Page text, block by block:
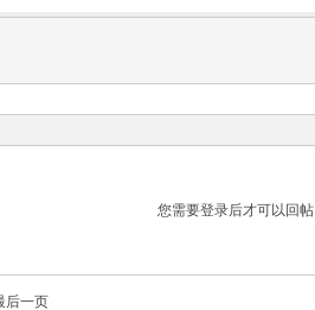
您需要登录后才可以回帖
后一页